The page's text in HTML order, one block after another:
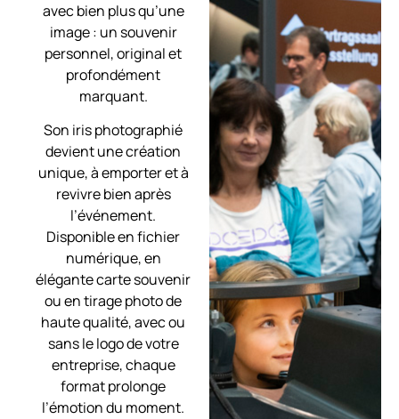
avec bien plus qu’une
image : un souvenir
personnel, original et
profondément
marquant.
Son iris photographié
devient une création
unique, à emporter et à
revivre bien après
l’événement.
Disponible en fichier
numérique, en
élégante carte souvenir
ou en tirage photo de
haute qualité, avec ou
sans le logo de votre
entreprise, chaque
format prolonge
l’émotion du moment.